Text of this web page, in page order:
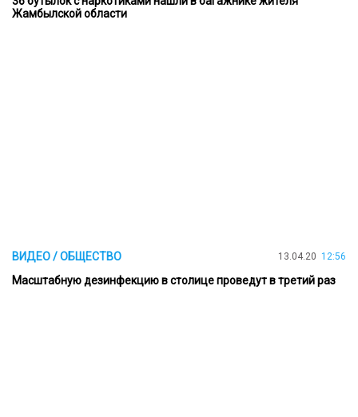
Жамбылской области
ВИДЕО / ОБЩЕСТВО 13.04.20 12:56
Масштабную дезинфекцию в столице проведут в третий раз